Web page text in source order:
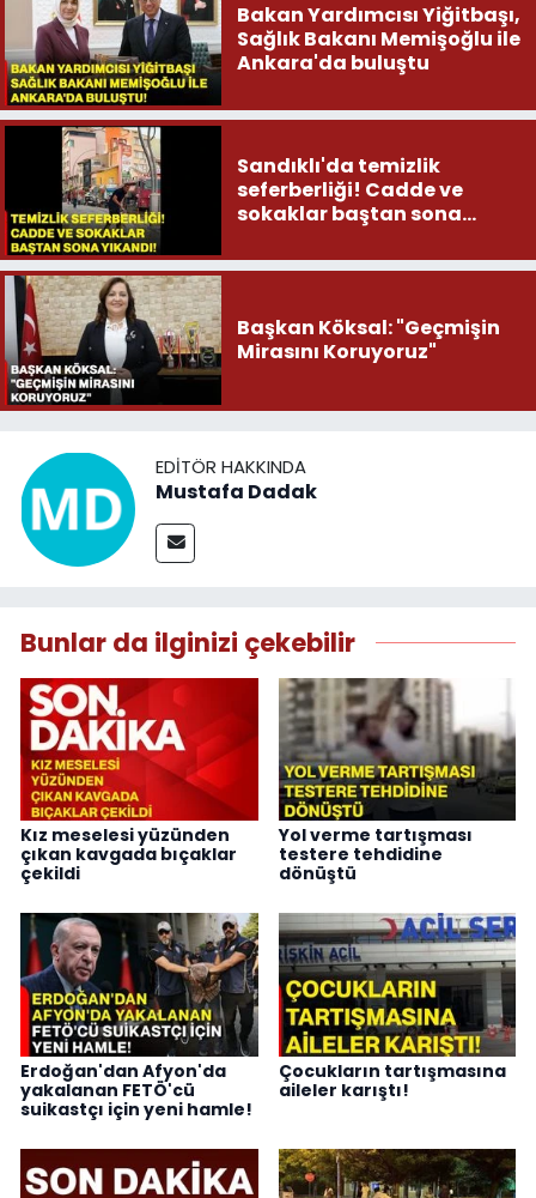
Bakan Yardımcısı Yiğitbaşı,
Sağlık Bakanı Memişoğlu ile
Ankara'da buluştu
Sandıklı'da temizlik
seferberliği! Cadde ve
sokaklar baştan sona
Başkan Köksal: "Geçmişin
Mirasını Koruyoruz"
EDITÖR HAKKINDA
Mustafa Dadak
Bunlar da ilginizi çekebilir
Kız meselesi yüzünden
çıkan kavgada bıçaklar
çekildi
Yol verme tartışması
testere tehdidine
dönüştü
Erdoğan'dan Afyon'da
yakalanan FETÖ'cü
suikastçı için yeni hamle!
Çocukların tartışmasına
aileler karıştı!